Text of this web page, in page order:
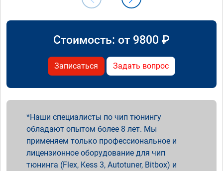
Стоимость: от 9800 ₽
Записаться Задать вопрос
Наши специалисты по чип тюнингу
обладают опытом более 8 лет. Мы
применяем только профессиональное и
лицензионное оборудование для чип
тюнинга (Flex, Kess 3, Autotuner, Bitbox) и